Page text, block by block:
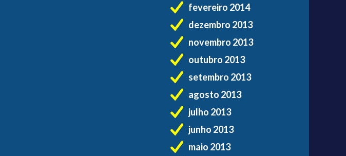
fevereiro 2014
dezembro 2013
novembro 2013
outubro 2013
setembro 2013
agosto 2013
julho 2013
junho 2013
maio 2013